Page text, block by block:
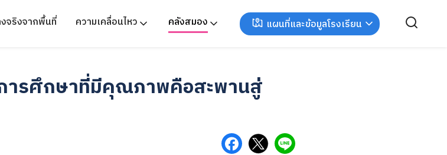
จริงจากพื้นที่ ความเคลื่อนไหว คลังสมอง แผนที่และข้อมูลโรงเรียน
การศึกษาที่มีคุณภาพคือสะพานสู่